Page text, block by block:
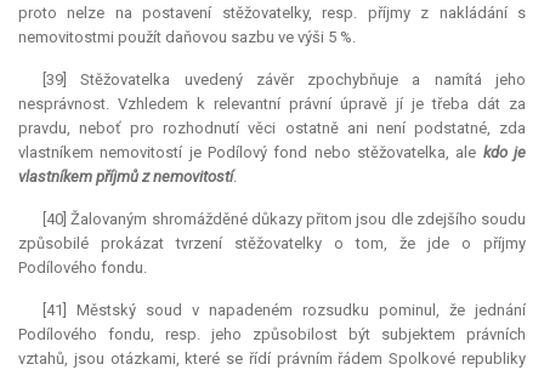
proto nelze na postavení stěžovatelky, resp. příjmy z nakládání s
nemovitostmi použít daňovou sazbu ve výši 5 %.
[39] Stěžovatelka uvedený závěr zpochybňuje a namítá jeho
nesprávnost. Vzhledem k relevantní právní úpravě jí je třeba dát za
pravdu, neboť pro rozhodnutí věci ostatně ani není podstatné, zda
vlastníkem nemovitostí je Podílový fond nebo stěžovatelka, ale kdo je
vlastníkem příjmů z nemovitostí.
[40] Žalovaným shromážděné důkazy přitom jsou dle zdejšího soudu
způsobilé prokázat tvrzení stěžovatelky o tom, že jde o příjmy
Podílového fondu.
[41] Městský soud v napadeném rozsudku pominul, že jednání
Podílového fondu, resp. jeho způsobilost být subjektem právních
vztahů, jsou otázkami, které se řídí právním řádem Spolkové republiky